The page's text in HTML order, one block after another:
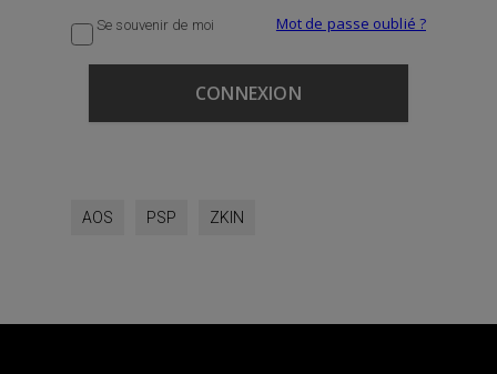
Se souvenir de moi Mot de passe oublié ?
AOS PSP ZKIN